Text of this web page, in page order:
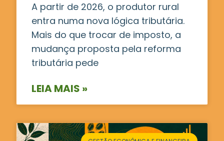
A partir de 2026, o produtor rural
entra numa nova lógica tributária.
Mais do que trocar de imposto, a
mudança proposta pela reforma
tributária pede
LEIA MAIS »